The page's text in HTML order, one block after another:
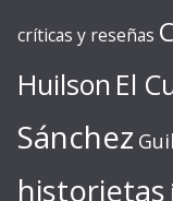
críticas y reseñas
Huilson El
Sánchez
historietas